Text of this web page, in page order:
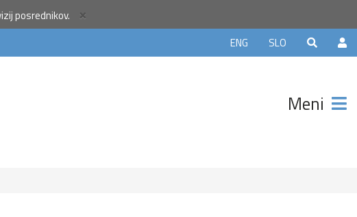
posrednikov. ×
SLO
ENG
Meni
in